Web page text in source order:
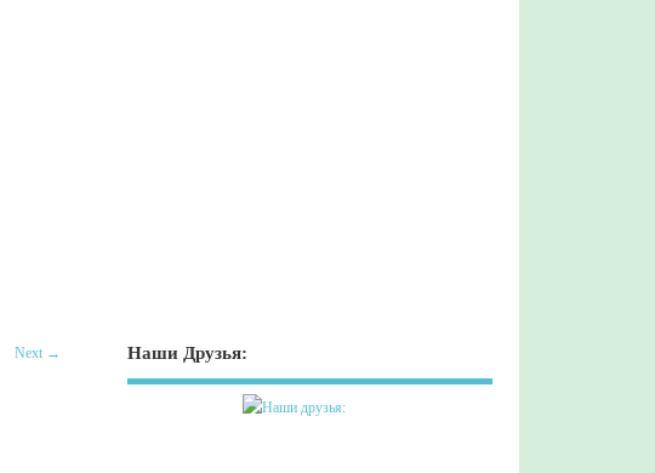
Next → Наши Друзья: